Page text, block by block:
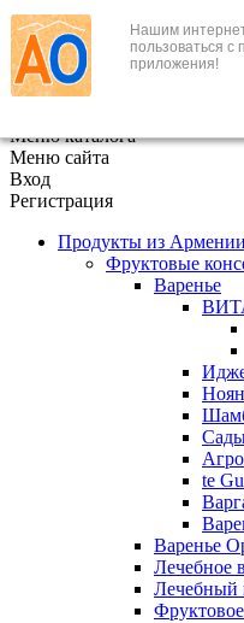
Нашим
пользоваться
приложения!
+7 (495) 646-888-1
В корзине
Меню каталога
Меню сайта
Вход
Регистрация
Продукты из Армении
Фруктовые
Варенье
Ноян
te
Варенье
Лечебное
Лечебный